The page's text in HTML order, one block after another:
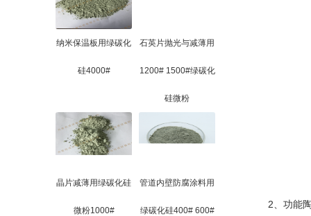
纳米保温板用绿碳化
硅4000#
石英片抛光与减薄用
1200# 1500#绿碳化
硅微粉
晶片减薄用绿碳化硅
微粉1000#
管道内壁防腐涂料用
绿碳化硅400# 600#
2、功能陶